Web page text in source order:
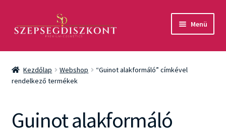
aa
Menü
Akció
Csomagok
Testápolás
Kezdőlap Webshop
“Guinot alakformáló” címkével
rendelkező termékek
Guinot alakformáló